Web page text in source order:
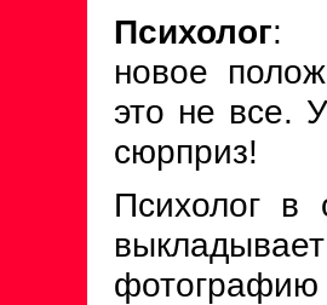
Психолог:
новое
это не все.
сюрприз!
Психолог в
фотографию